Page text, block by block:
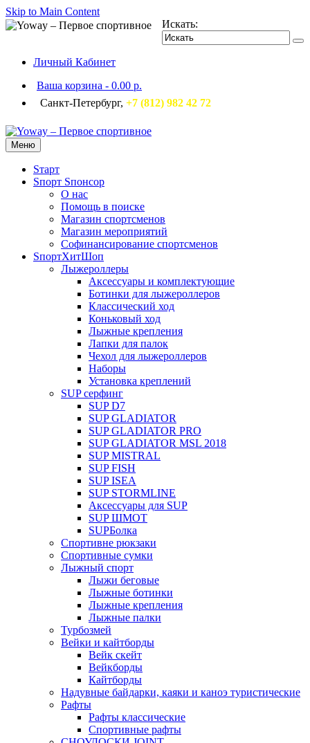
Skip to Main Content
Искать:
Личный Кабинет
Ваша корзина - 0.00 р.
Санкт-Петербург, +7 (812) 982 42 72
Меню
Sтарт
Sпорт Sпонсор
О нас
Помощь в поиске
Магазин спортсменов
Магазин мероприятий
Софинансирование спортсменов
SпортХитШоп
Лыжероллеры
Аксессуары и комплектующие
Ботинки для лыжероллеров
Классический ход
Коньковый ход
Лыжные крепления
Лапки для палок
Чехол для лыжероллеров
Наборы
Установка креплений
SUP серфинг
SUP D7
SUP GLADIATOR
SUP GLADIATOR PRO
SUP GLADIATOR MSL 2018
SUP MISTRAL
SUP FISH
SUP ISEA
SUP STORMLINE
Аксессуары для SUP
SUP ШМОТ
SUPБолка
Спортивне рюкзаки
Спортивные сумки
Лыжный спорт
Лыжи беговые
Лыжные ботинки
Лыжные крепления
Лыжные палки
Турбозмей
Вейки и кайтборды
Вейк скейт
Вейкборды
Кайтборды
Надувные байдарки, каяки и каноэ туристические
Рафты
Рафты классические
Спортивные рафты